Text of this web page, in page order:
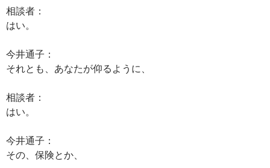
相談者：
はい。
今井通子：
それとも、あなたが仰るように、
相談者：
はい。
今井通子：
その、保険とか、